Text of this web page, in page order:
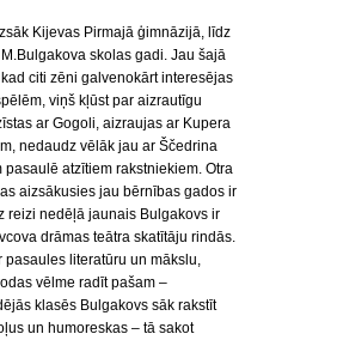
Kijevas Pirmajā ģimnāzijā, līdz
skolas gadi. Jau šajā
citi zēni galvenokārt interesējas
viņš kļūst par aizrautīgu
ar Gogoli, aizraujas ar Kupera
nedaudz vēlāk jau ar Ščedrina
pasaulē atzītiem rakstniekiem. Otra
aizsākusies jau bērnības gados ir
reizi nedēļā jaunais Bulgakovs ir
drāmas teātra skatītāju rindās.
pasaules literatūru un mākslu,
vēlme radīt pašam –
klasēs Bulgakovs sāk rakstīt
un humoreskas – tā sakot